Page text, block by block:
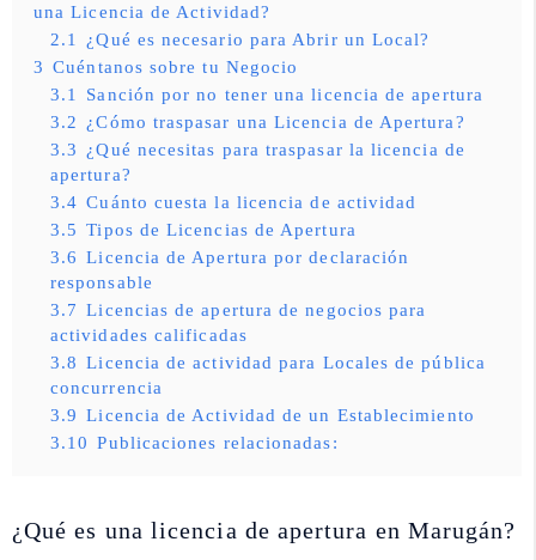
una Licencia de Actividad?
2.1
¿Qué es necesario para Abrir un Local?
3 Cuéntanos sobre tu Negocio
3.1
Sanción por no tener una licencia de apertura
3.2 ¿Cómo traspasar una Licencia de Apertura?
3.3 ¿Qué necesitas para traspasar la licencia de
apertura?
3.4 Cuánto cuesta la licencia de actividad
3.5 Tipos de Licencias de Apertura
3.6 Licencia de Apertura por declaración
responsable
3.7 Licencias de apertura de negocios para
actividades calificadas
3.8 Licencia de actividad para Locales de pública
concurrencia
3.9 Licencia de Actividad de un Establecimiento
3.10 Publicaciones relacionadas:
¿Qué es una licencia de apertura en Marugán?